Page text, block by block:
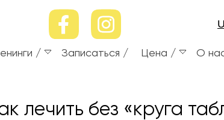
Записаться Цена О
лечить без «круга